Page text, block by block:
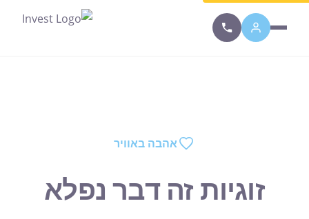
אהבה באוויר
זוגיות זה דבר נפלא